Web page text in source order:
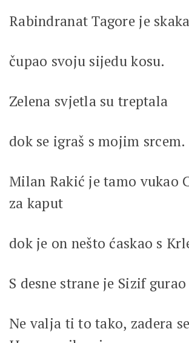
Rabindranat Tagore je
čupao svoju sijedu kosu.
Zelena svjetla su treptala
dok se igraš s mojim srcem.
Milan Rakić je tamo vukao
za kaput
dok je on nešto ćaskao s
S desne strane je Sizif
Ne valja ti to tako, zadera